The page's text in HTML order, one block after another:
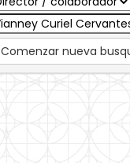
Comenzar nueva